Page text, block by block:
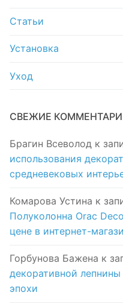
Статьи
Установка
Уход
СВЕЖИЕ
Брагин Всеволод к
использования
средневековых
Комарова Устина к
Полуколонна Orac
цене в интернет-
Горбунова Бажена к
декоративной
эпохи